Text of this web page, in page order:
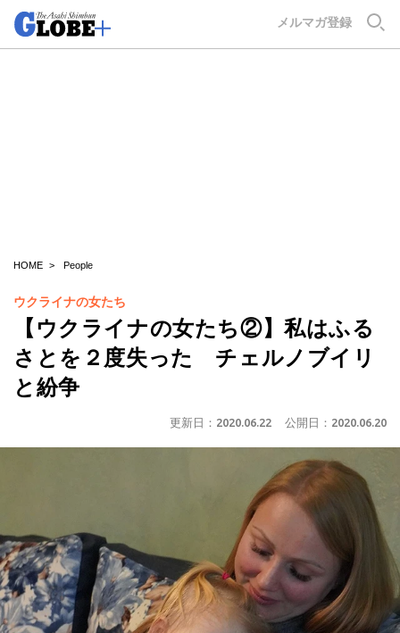
メルマガ登録
HOME People
ウクライナの女たち
【ウクライナの女たち②】私はふる
さとを２度失った チェルノブイリ
と紛争
更新日： 2020.06.22 公開日： 2020.06.20